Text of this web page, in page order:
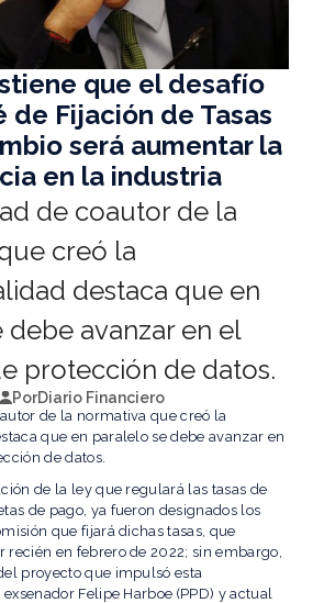
que el desafío
de Fijación de Tasas
será aumentar la
en la industria
de coautor de la
creó la
destaca que en
debe avanzar en el
protección de datos.
PorDiario Financiero
de la normativa que creó la
que en paralelo se debe avanzar en
de datos.
de la ley que regulará las tasas de
de pago, ya fueron designados los
que fijará dichas tasas, que
recién en febrero de 2022; sin embargo,
proyecto que impulsó esta
Felipe Harboe (PPD) y actual